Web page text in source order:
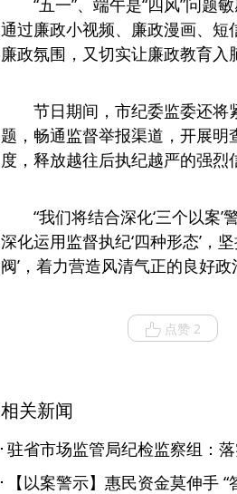
“五一”、端午是“四风”问题
通过廉政小视频、廉政漫画、
廉政氛围，又切实让廉政教育入
节日期间，市纪委监委还将
题，畅通监督举报渠道，开展明
度，释放越往后执纪越严的强烈
“我们将结合深化‘三个以案
深化运用监督执纪‘四种形态’，
阀’，着力营造风清气正的良好
点赞 2
相关新闻
【以案警示】惠民资金莫伸手